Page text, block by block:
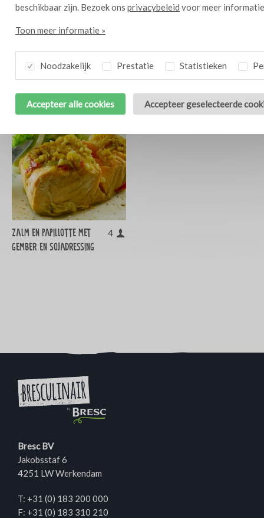
beschikbaar zijn. Bezoek ons privacybeleid voor meer
Toon meer informatie »
Noodzakelijk Prestatie Statistieken
Accepteer alle cookies Accepteer geselecteerde
Koude komkommersoep
met forel en dille
Wortel-chiliwafels met
room
Zalm en papillotte met
gember en sojadressing
4
Bresc BV
Jakobsstaf 6
4251 LW Werkendam
T: +31 (0) 183 200 000
F: +31 (0) 183 310 210